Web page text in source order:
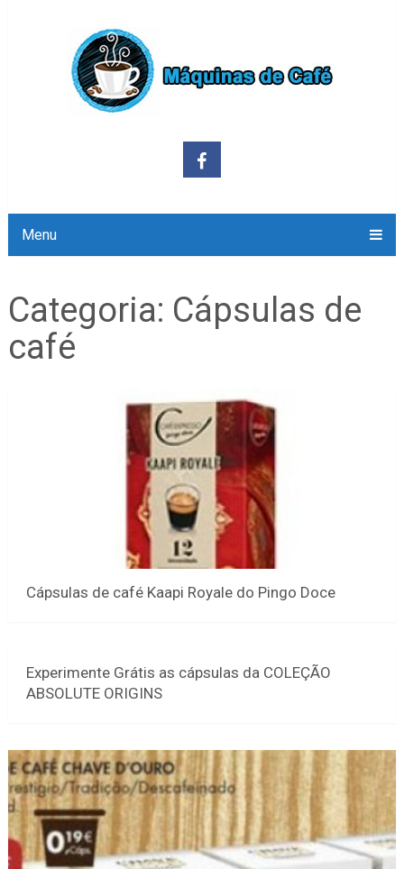
Menu
Categoria: Cápsulas de
café
Cápsulas de café Kaapi Royale do Pingo Doce
Experimente Grátis as cápsulas da COLEÇÃO
ABSOLUTE ORIGINS